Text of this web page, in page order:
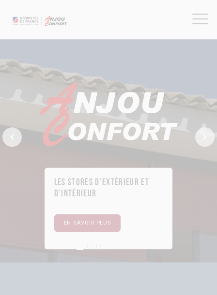
Previous Slide
Les stores d’extérieur et
d’intérieur
EN SAVOIR PLUS
First slide details.
Current Slide
Second slide details.
Third slide details.
Four slide details.